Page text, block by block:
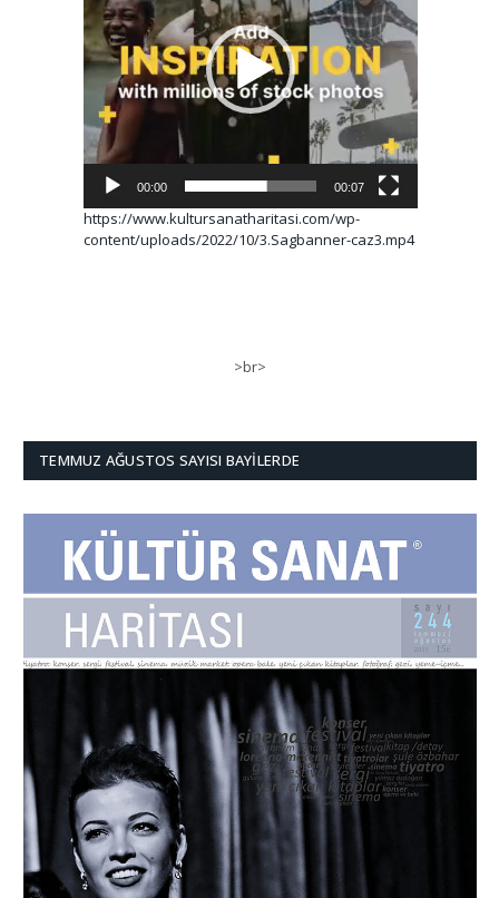
00:00 00:07
https://www.kultursanatharitasi.com/wp-
content/uploads/2022/10/3.Sagbanner-caz3.mp4
>br>
TEMMUZ AĞUSTOS SAYISI BAYILERDE